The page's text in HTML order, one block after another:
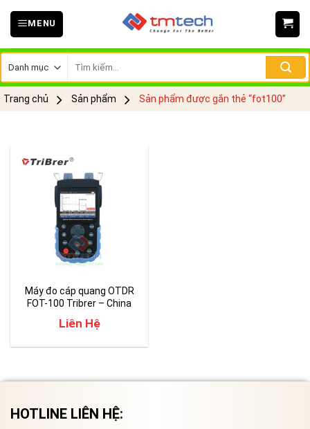
Skip
MENU
kiếm:
Trang chủ Sản phẩm Sản phẩm được gắn thẻ “fot100”
Máy đo cáp quang OTDR
FOT-100 Tribrer – China
Liên Hệ
HOTLINE LIÊN HỆ: